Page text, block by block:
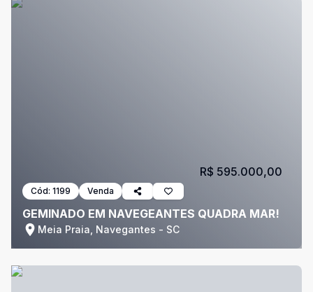
Cód: 1199 Venda
GEMINADO EM NAVEGEANTES QUADRA MAR!
Meia Praia, Navegantes - SC
R$ 595.000,00